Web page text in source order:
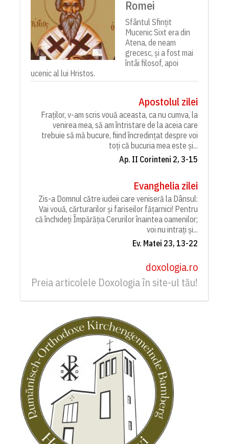
Romei
Sfântul Sfințit
Mucenic Sixt era din
Atena, de neam
grecesc, și a fost mai
întâi filosof, apoi
ucenic al lui Hristos.
Apostolul zilei
Fraților, v-am scris vouă aceasta, ca nu cumva, la
venirea mea, să am întristare de la aceia care
trebuie să mă bucure, fiind încredințat despre voi
toți că bucuria mea este și...
Ap. II Corinteni 2, 3-15
Evanghelia zilei
Zis-a Domnul către iudeii care veniseră la Dânsul:
Vai vouă, cărturarilor și fariseilor fățarnici! Pentru
că închideți Împărăția Cerurilor înaintea oamenilor;
voi nu intrați și...
Ev. Matei 23, 13-22
doxologia.ro
Preia articolele Doxologia în site-ul tău!